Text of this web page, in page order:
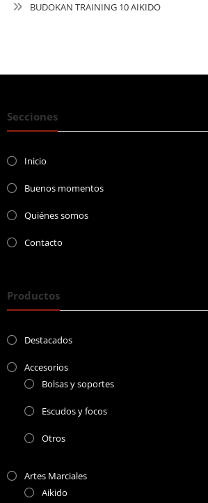
BUDOKAN TRAINING 10 AIKIDO
Secciones
Inicio
Buenos momentos
Quiénes somos
Contacto
Productos
Destacados
Accesorios
Bolsas y soportes
Escudos y focos
Otros
Artes Marciales
Aikido